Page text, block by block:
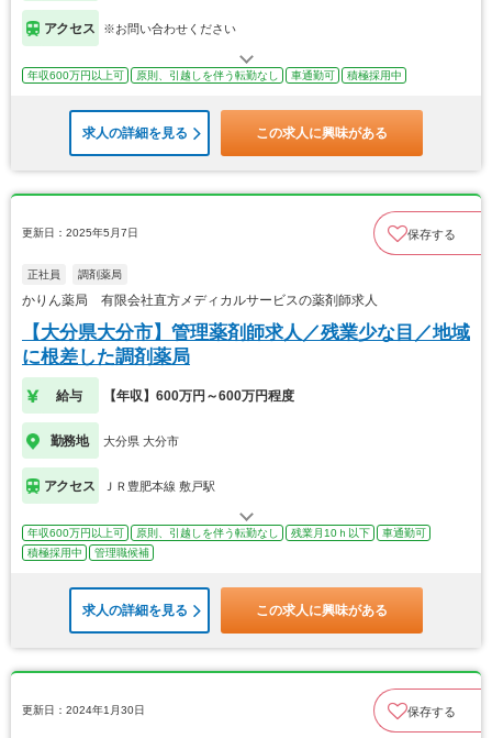
アクセス ※お問い合わせください
年収600万円以上可 原則、引越しを伴う転勤なし 車通勤可 積極採用中
求人の詳細を見る この求人に興味がある
更新日：2025年5月7日 保存する
正社員 調剤薬局
かりん薬局 有限会社直方メディカルサービスの薬剤師求人
【大分県大分市】管理薬剤師求人／残業少な目／地域
に根差した調剤薬局
給与 【年収】600万円～600万円程度
勤務地 大分県 大分市
アクセス ＪＲ豊肥本線 敷戸駅
年収600万円以上可 原則、引越しを伴う転勤なし 残業月10ｈ以下
車通勤可
積極採用中
管理職候補
求人の詳細を見る この求人に興味がある
更新日：2024年1月30日 保存する